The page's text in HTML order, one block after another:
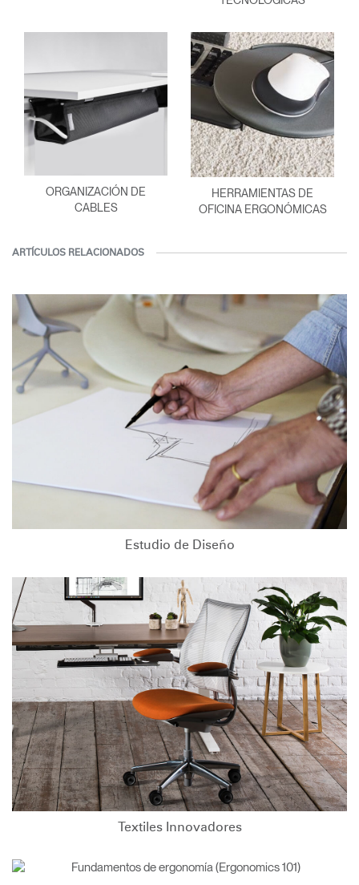
ORGANIZACIÓN DE
CABLES
HERRAMIENTAS DE
OFICINA ERGONÓMICAS
ARTÍCULOS RELACIONADOS
Estudio de Diseño
Textiles Innovadores